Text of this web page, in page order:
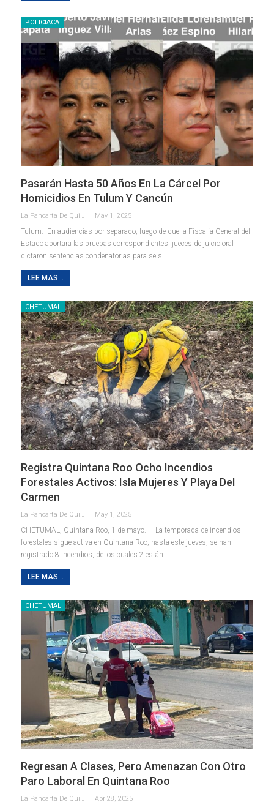
POLICIACA
Pasarán Hasta 50 Años En La Cárcel Por
Homicidios En Tulum Y Cancún
May 1, 2025
Tulum.- En audiencias por separado, luego de que la Fiscalía General del
Estado aportara las pruebas correspondientes, jueces de juicio oral
dictaron sentencias condenatorias para seis
LEE MAS...
CHETUMAL
Registra Quintana Roo Ocho Incendios
Forestales Activos: Isla Mujeres Y Playa Del
Carmen
La Pancarta De Quintana Roo May 1, 2025
CHETUMAL, Quintana Roo, 1 de mayo. — La temporada de incendios
forestales sigue activa en Quintana Roo, hasta este jueves, se han
registrado 8 incendios, de los cuales 2 están
LEE MAS...
CHETUMAL
Regresan A Clases, Pero Amenazan Con Otro
Paro Laboral En Quintana Roo
La Pancarta De Quintana Roo Abr 28, 2025